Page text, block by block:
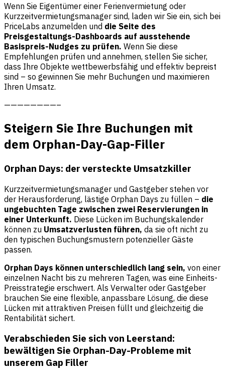
Wenn Sie Eigentümer einer Ferienvermietung oder
Kurzzeitvermietungsmanager sind, laden wir Sie ein, sich bei
PriceLabs anzumelden und die Seite des
Preisgestaltungs-Dashboards auf ausstehende
Basispreis-Nudges zu prüfen. Wenn Sie diese
Empfehlungen prüfen und annehmen, stellen Sie sicher,
dass Ihre Objekte wettbewerbsfähig und effektiv bepreist
sind – so gewinnen Sie mehr Buchungen und maximieren
Ihren Umsatz.
————————–
Steigern Sie Ihre Buchungen mit
dem Orphan-Day-Gap-Filler
Orphan Days: der versteckte Umsatzkiller
Kurzzeitvermietungsmanager und Gastgeber stehen vor
der Herausforderung, lästige Orphan Days zu füllen – die
ungebuchten Tage zwischen zwei Reservierungen in
einer Unterkunft. Diese Lücken im Buchungskalender
können zu Umsatzverlusten führen, da sie oft nicht zu
den typischen Buchungsmustern potenzieller Gäste
passen.
Orphan Days können unterschiedlich lang sein, von einer
einzelnen Nacht bis zu mehreren Tagen, was eine Einheits-
Preisstrategie erschwert. Als Verwalter oder Gastgeber
brauchen Sie eine flexible, anpassbare Lösung, die diese
Lücken mit attraktiven Preisen füllt und gleichzeitig die
Rentabilität sichert.
Verabschieden Sie sich von Leerstand:
bewältigen Sie Orphan-Day-Probleme mit
unserem Gap Filler